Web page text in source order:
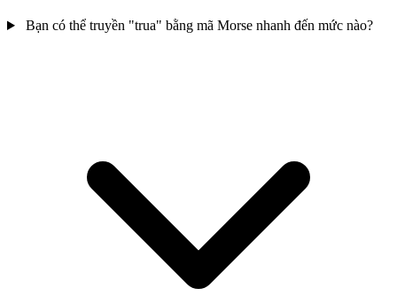
Bạn có thể truyền "trua" bằng mã Morse nhanh đến mức nào?